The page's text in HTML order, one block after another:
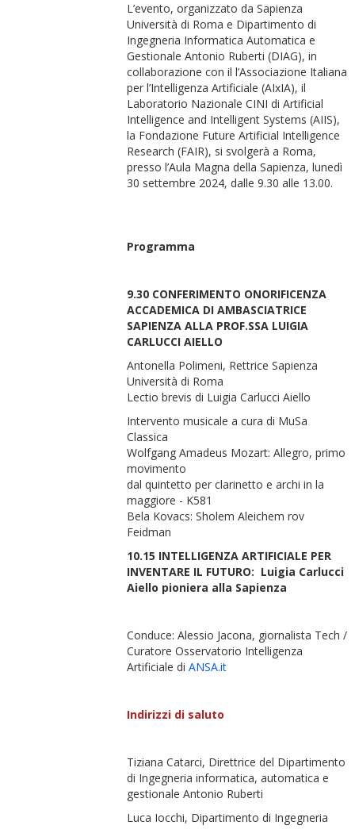
L’evento, organizzato da Sapienza
Università di Roma e Dipartimento di
Ingegneria Informatica Automatica e
Gestionale Antonio Ruberti (DIAG), in
collaborazione con il l’Associazione Italiana
per l’Intelligenza Artificiale (AIxIA), il
Laboratorio Nazionale CINI di Artificial
Intelligence and Intelligent Systems (AIIS),
la Fondazione Future Artificial Intelligence
Research (FAIR), si svolgerà a Roma,
presso l’Aula Magna della Sapienza, lunedì
30 settembre 2024, dalle 9.30 alle 13.00.
Programma
9.30 CONFERIMENTO ONORIFICENZA
ACCADEMICA DI AMBASCIATRICE
SAPIENZA ALLA PROF.SSA LUIGIA
CARLUCCI AIELLO
Antonella Polimeni, Rettrice Sapienza
Università di Roma
Lectio brevis di Luigia Carlucci Aiello
Intervento musicale a cura di MuSa
Classica
Wolfgang Amadeus Mozart: Allegro, primo
movimento
dal quintetto per clarinetto e archi in la
maggiore - K581
Bela Kovacs: Sholem Aleichem rov
Feidman
10.15 INTELLIGENZA ARTIFICIALE PER
INVENTARE IL FUTURO: Luigia Carlucci
Aiello pioniera alla Sapienza
Conduce: Alessio Jacona, giornalista Tech /
Curatore Osservatorio Intelligenza
Artificiale di ANSA.it
Indirizzi di saluto
Tiziana Catarci, Direttrice del Dipartimento
di Ingegneria informatica, automatica e
gestionale Antonio Ruberti
Luca Iocchi, Dipartimento di Ingegneria